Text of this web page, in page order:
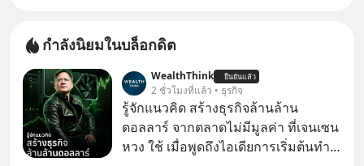
กำลังนิยมในบล็อกดิต
WealthThink ยืนยันแล้ว
2 ชั่วโมงที่แล้ว • ธุรกิจ
รู้จักแนวคิด สร้างธุรกิจล้านล้าน
ดอลลาร์ จากตลาดไม่มีมูลค่า ที่เจนเซน
หวง ใช้ เมื่อพูดถึงไอเดียการเริ่มต้นทำ